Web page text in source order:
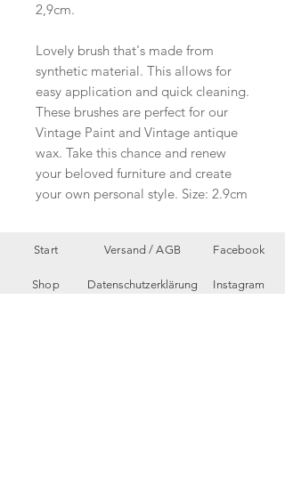
2,9cm.
Lovely brush that's made from
synthetic material. This allows for
easy application and quick cleaning.
These brushes are perfect for our
Vintage Paint and Vintage antique
wax. Take this chance and renew
your beloved furniture and create
your own personal style. Size: 2.9cm
Start
Shop
Versand /AGB
Datenschutzerklärung
Facebook
Instagram